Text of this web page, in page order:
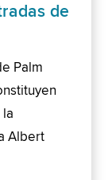
de
Palm
Albert